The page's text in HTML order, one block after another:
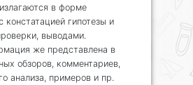
в форме
констатацией гипотезы и
выводами.
же представлена в
обзоров, комментариев,
анализа, примеров и пр.